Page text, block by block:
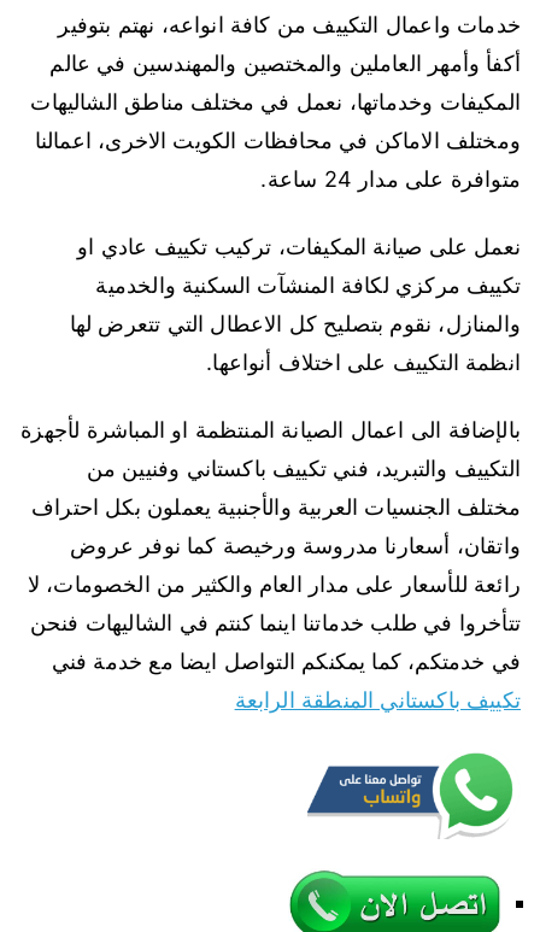
خدمات واعمال التكييف من كافة انواعه، نهتم بتوفير
أكفأ وأمهر العاملين والمختصين والمهندسين في عالم
المكيفات وخدماتها، نعمل في مختلف مناطق الشاليهات
ومختلف الاماكن في محافظات الكويت الاخرى، اعمالنا
متوافرة على مدار 24 ساعة.
نعمل على صيانة المكيفات، تركيب تكييف عادي او
تكييف مركزي لكافة المنشآت السكنية والخدمية
والمنازل، نقوم بتصليح كل الاعطال التي تتعرض لها
انظمة التكييف على اختلاف أنواعها.
بالإضافة الى اعمال الصيانة المنتظمة او المباشرة لأجهزة
التكييف والتبريد، فني تكييف باكستاني وفنيين من
مختلف الجنسيات العربية والأجنبية يعملون بكل احتراف
واتقان، أسعارنا مدروسة ورخيصة كما نوفر عروض
رائعة للأسعار على مدار العام والكثير من الخصومات، لا
تتأخروا في طلب خدماتنا اينما كنتم في الشاليهات فنحن
في خدمتكم، كما يمكنكم التواصل ايضا مع خدمة فني
تكييف باكستاني المنطقة الرابعة